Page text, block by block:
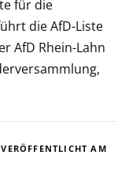
für die
die AfD-Liste
AfD Rhein-Lahn
VERÖFFENTLICHT AM